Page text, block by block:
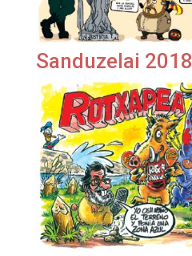
Sanduzelai 2018